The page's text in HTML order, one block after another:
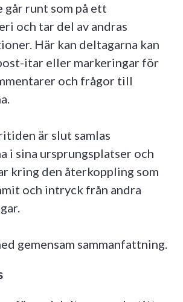
går runt som på ett
och tar del av andras
Här kan deltagarna kan
itar eller markeringar för
och frågor till
är slut samlas
i sina ursprungsplatser och
kring den återkoppling som
och intryck från andra
gemensam sammanfattning.